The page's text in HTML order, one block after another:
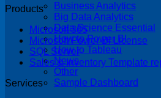
Business Analytics
Big Data Analytics
Data Science Essential
How to Power BI
How to Tableau
News
Other
Sample Dashboard
Products
Microsoft 365
Microsoft Power BI License
SQL Server
Sales & Inventory Template
Services